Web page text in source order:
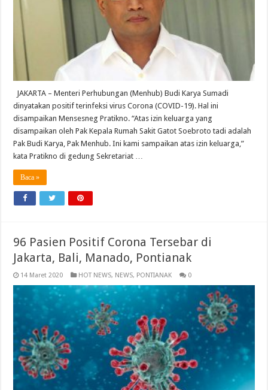
JAKARTA – Menteri Perhubungan (Menhub) Budi Karya Sumadi
dinyatakan positif terinfeksi virus Corona (COVID-19). Hal ini
disampaikan Mensesneg Pratikno. “Atas izin keluarga yang
disampaikan oleh Pak Kepala Rumah Sakit Gatot Soebroto tadi adalah
Pak Budi Karya, Pak Menhub. Ini kami sampaikan atas izin keluarga,”
kata Pratikno di gedung Sekretariat …
Baca »
96 Pasien Positif Corona Tersebar di
Jakarta, Bali, Manado, Pontianak
14 Maret 2020 HOT NEWS, NEWS, PONTIANAK 0